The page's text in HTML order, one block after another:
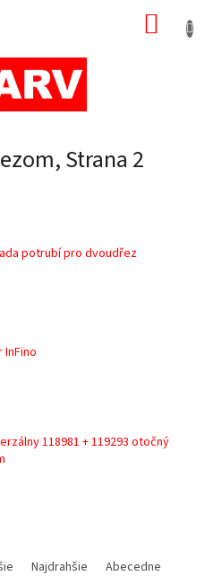
, Strana 2
potrubí pro dvoudřez
118981 + 119293 otočný
Najdrahšie Abecedne